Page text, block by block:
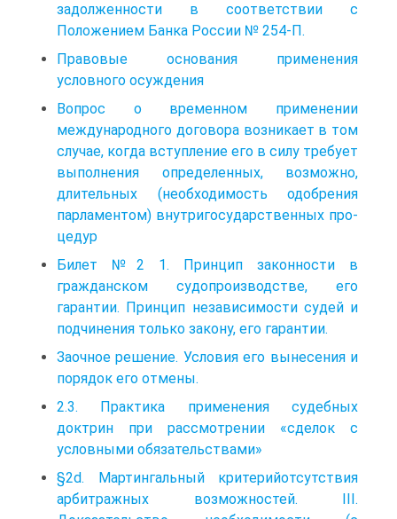
задолженности в соответствии с
Положением Банка России № 254-П.
Правовые основания применения
условного осуждения
Вопрос о временном применении
международного договора возникает в том
случае, когда вступление его в силу требует
выполнения определенных, возможно,
длительных (необходи­мость одобрения
парламентом) внутригосударственных про­
цедур
Билет №2 1. Принцип законности в
гражданском судопроизводстве, его
гарантии. Принцип независимости судей и
подчинения только закону, его гарантии.
Заочное решение. Условия его вынесения и
порядок его отмены.
2.3. Практика применения судебных
доктрин при рассмотрении «сделок с
условными обязательствами»
§2d. Мартингальный критерийотсутствия
арбитражных возможностей. III.